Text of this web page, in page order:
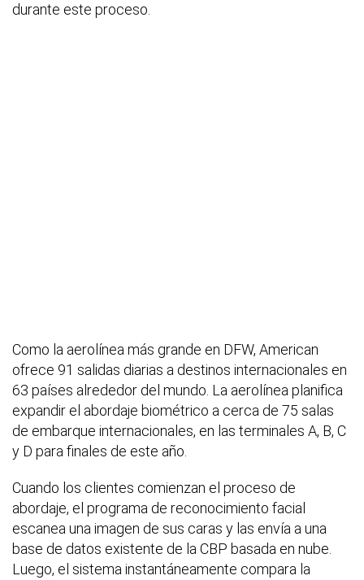
durante este proceso.
Como la aerolínea más grande en DFW, American
ofrece 91 salidas diarias a destinos internacionales en
63 países alrededor del mundo. La aerolínea planifica
expandir el abordaje biométrico a cerca de 75 salas
de embarque internacionales, en las terminales A, B, C
y D para finales de este año.
Cuando los clientes comienzan el proceso de
abordaje, el programa de reconocimiento facial
escanea una imagen de sus caras y las envía a una
base de datos existente de la CBP basada en nube.
Luego, el sistema instantáneamente compara la